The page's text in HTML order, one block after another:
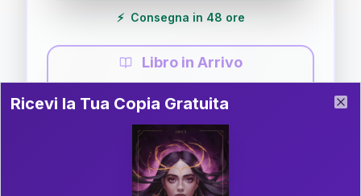
⚡ Consegna in 48 ore
Libro in Arrivo
Guida completa di Coppia
Il libro è in fase di scrittura. Iscriviti alla newsletter
per ricevere aggiornamenti!
Ricevi la Tua Copia Gratuita del Libro
Ricevi la Tua Copia Gratuita